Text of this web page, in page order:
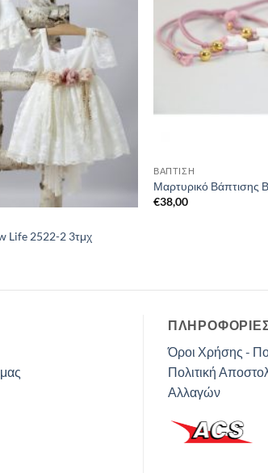
Life 2522-2 3τμχ
ΒΑΠΤΙΣΗ
Μαρτυρικό Βάπτισης
€38,00
ΠΛΗΡΟΦΟΡΙΕΣ
Όροι Χρήσης -
Πολιτική
Αλλαγών